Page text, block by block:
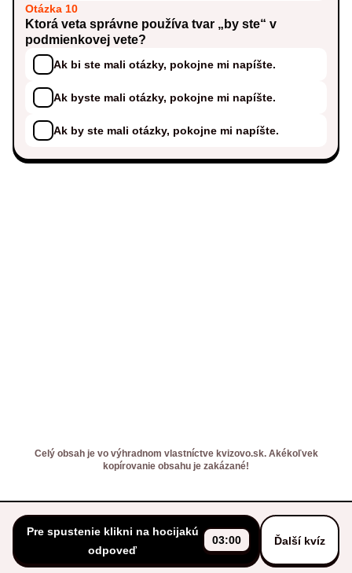
Otázka 10
Ktorá veta správne používa tvar „by ste“ v
podmienkovej vete?
Ak bi ste mali otázky, pokojne mi napíšte.
Ak byste mali otázky, pokojne mi napíšte.
Ak by ste mali otázky, pokojne mi napíšte.
Pre spustenie klikni na hocijakú
odpoveď
03:00 Ďalší kvíz
Celý obsah je vo výhradnom vlastníctve kvizovo.sk. Akékoľvek
kopírovanie obsahu je zakázané!